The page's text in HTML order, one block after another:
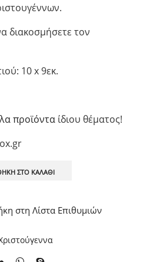
διακοσμήσετε τον
10 x 9εκ.
προϊόντα ίδιου θέματος!
ΣΤΟ ΚΑΛΆΘΙ
στη Λίστα Επιθυμιών